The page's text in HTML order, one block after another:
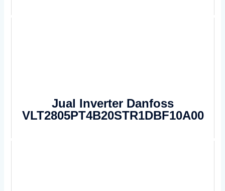
Jual Inverter Danfoss
VLT2805PT4B20STR1DBF10A00